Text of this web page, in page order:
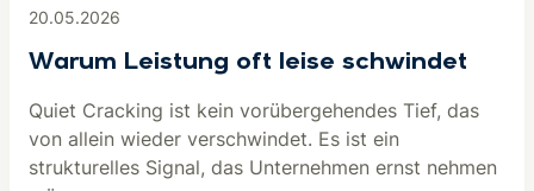
20.05.2026
Warum Leistung oft leise schwindet
Quiet Cracking ist kein vorübergehendes Tief, das
von allein wieder verschwindet. Es ist ein
strukturelles Signal, das Unternehmen ernst nehmen